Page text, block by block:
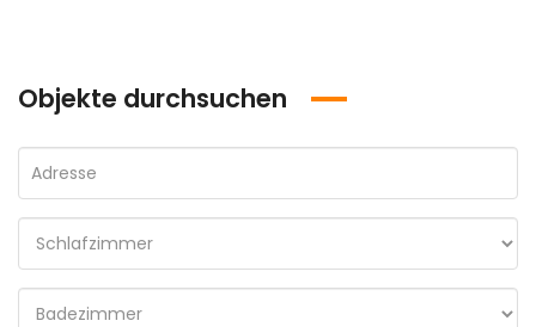
Objekte durchsuchen